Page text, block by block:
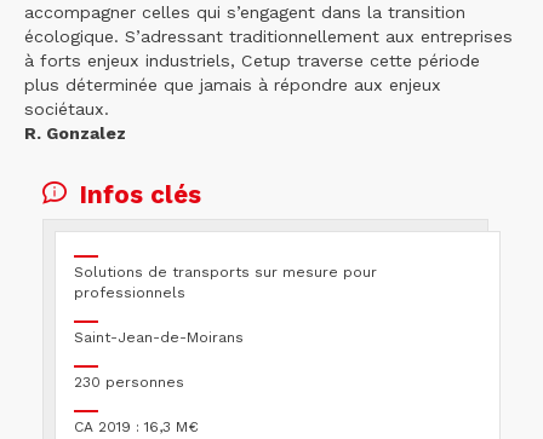
accompagner celles qui s’engagent dans la transition
écologique. S’adressant traditionnellement aux entreprises
à forts enjeux industriels, Cetup traverse cette période
plus déterminée que jamais à répondre aux enjeux
sociétaux.
R. Gonzalez
Infos clés
Solutions de transports sur mesure pour
professionnels
Saint-Jean-de-Moirans
230 personnes
CA 2019 : 16,3 M€